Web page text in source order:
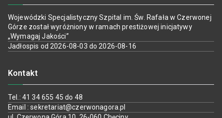
Wojewódzki Specjalistyczny Szpital im. Św. Rafała w Czerwonej
Górze został wyróżniony w ramach prestiżowej inicjatywy
„Wymagaj Jakości”
Jadłospis od 2026-08-03 do 2026-08-16
Kontakt
Tel.: 41 34 655 45 do 48
Email : sekretariat@czerwonagora.pl